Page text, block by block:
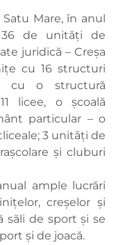
Mare, în anul
36 de unități de
juridică – Creșa
cu 16 structuri
cu o structură
licee, o școală
particular – o
3 unități de
și cluburi
ample lucrări
creşelor şi
săli de sport și se
şi de joacă.